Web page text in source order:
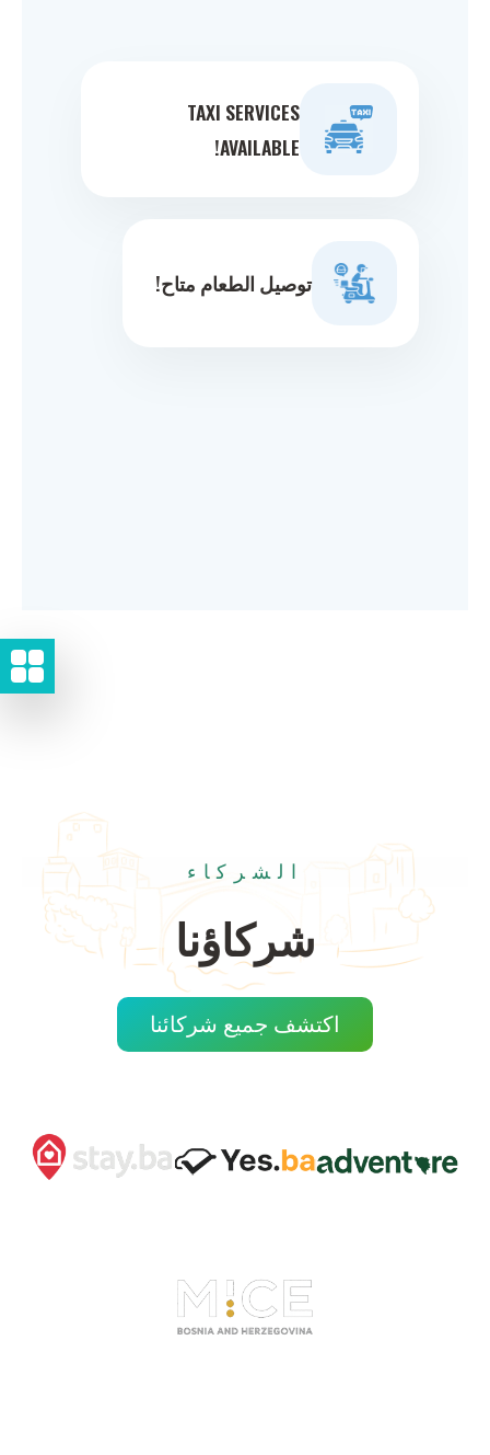
TAXI SERVICES
AVAILABLE!
توصيل الطعام متاح!
الشركاء
شركاؤنا
اكتشف جميع شركائنا